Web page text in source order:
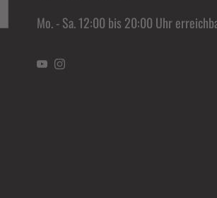
Mo. - Sa. 12:00 bis 20:00 Uhr
YouTubeInstagram